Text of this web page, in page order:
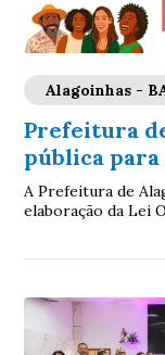
Alagoinhas -
Prefeitura
pública para
A Prefeitura de
elaboração da Lei